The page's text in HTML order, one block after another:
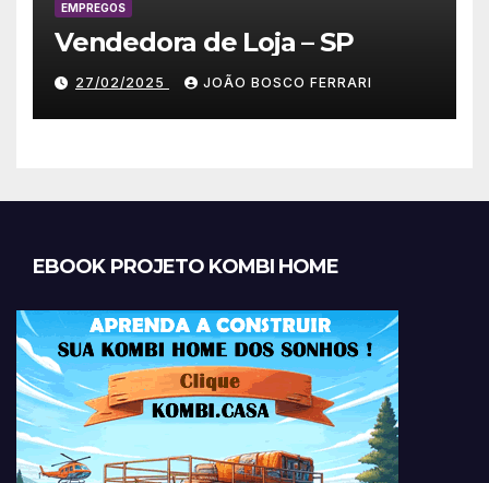
EMPREGOS
Vendedora de Loja – SP
27/02/2025 JOÃO BOSCO FERRARI
EBOOK PROJETO KOMBI HOME